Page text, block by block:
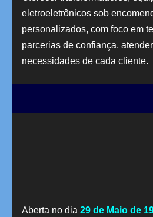
eletroeletrônicos sob
personalizados, com foco em
parcerias de confiança,
necessidades de cada cliente.
Aberta no dia 29 de Maio de